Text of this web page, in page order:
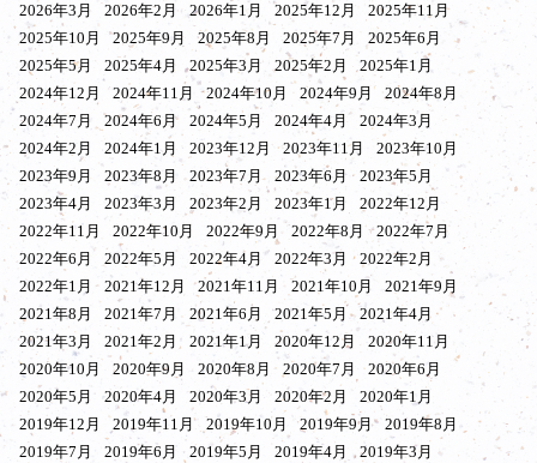
2026年3月
2026年2月 2026年1月 2025年12月
2025年11月
2025年10月
2025年9月 2025年8月 2025年7月
2025年6月
2025年5月
2025年4月 2025年3月 2025年2月
2025年1月
2024年12月
2024年11月 2024年10月 2024年9月
2024年8月
2024年7月
2024年6月 2024年5月 2024年4月
2024年3月
2024年2月
2024年1月 2023年12月 2023年11月
2023年10月
2023年9月
2023年8月 2023年7月 2023年6月
2023年5月
2023年4月
2023年3月 2023年2月 2023年1月
2022年12月
2022年11月
2022年10月 2022年9月 2022年8月
2022年7月
2022年6月
2022年5月 2022年4月 2022年3月
2022年2月
2022年1月
2021年12月 2021年11月 2021年10月
2021年9月
2021年8月
2021年7月 2021年6月 2021年5月
2021年4月
2021年3月
2021年2月 2021年1月 2020年12月
2020年11月
2020年10月
2020年9月 2020年8月 2020年7月
2020年6月
2020年5月
2020年4月 2020年3月 2020年2月
2020年1月
2019年12月
2019年11月 2019年10月 2019年9月
2019年8月
2019年7月
2019年6月 2019年5月 2019年4月
2019年3月